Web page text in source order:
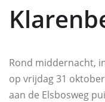
Rond middernacht,
op vrijdag 31
aan de Elsbosweg